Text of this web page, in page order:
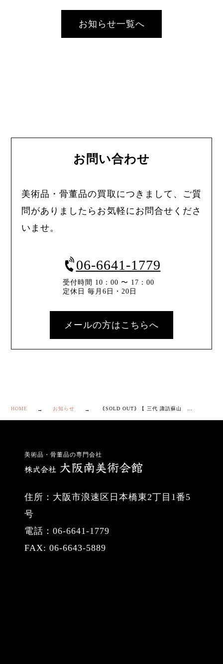
お知らせ一覧へ
お問い合わせ
美術品・骨董品の買取につきまして、ご質
問がありましたらお気軽にお問合せくださ
いませ。
06-6641-1779
受付時間 10：00 〜 17：00
定休日 毎月6日・20日
メールの方はこちらへ
HOME お知らせ
美術品・骨董品の専門会社
住所：大阪市浪速区日本橋東2丁目1番5
号
電話：06-6641-1779
FAX: 06-6643-5889